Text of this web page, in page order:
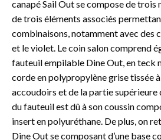
canapé Sail Out se compose de trois
de trois éléments associés
combinaisons, notamment avec des
et le violet. Le coin salon comprend
fauteuil empilable Dine Out, en teck
corde en polypropylène grise tissée
accoudoirs et de la partie supérieure
du fauteuil est dû à son coussin
insert en polyuréthane. De plus, on
Dine Out se composant d’une base